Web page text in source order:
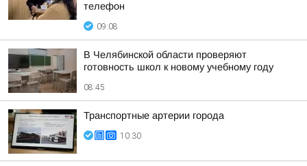
телефон
09:08
В Челябинской области проверяют
готовность школ к новому учебному году
08:45
Транспортные артерии города
10:30